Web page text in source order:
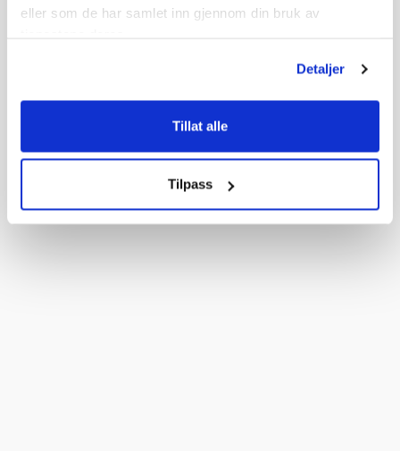
eller som de har samlet inn gjennom din bruk av
Detaljer
Tillat alle
Tilpass